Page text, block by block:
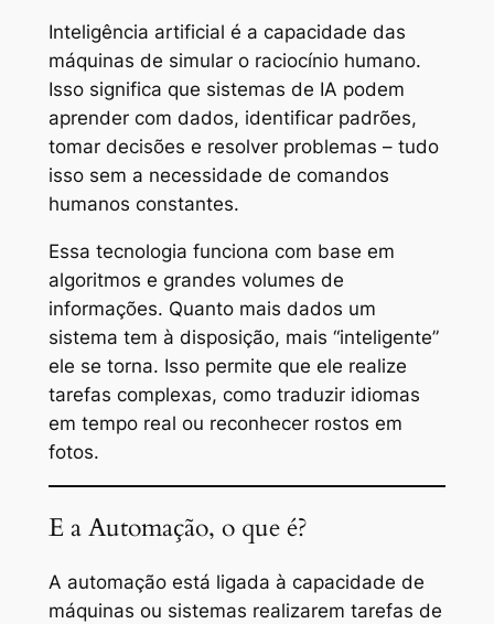
Inteligência artificial é a capacidade das
máquinas de simular o raciocínio humano.
Isso significa que sistemas de IA podem
aprender com dados, identificar padrões,
tomar decisões e resolver problemas – tudo
isso sem a necessidade de comandos
humanos constantes.
Essa tecnologia funciona com base em
algoritmos e grandes volumes de
informações. Quanto mais dados um
sistema tem à disposição, mais “inteligente”
ele se torna. Isso permite que ele realize
tarefas complexas, como traduzir idiomas
em tempo real ou reconhecer rostos em
fotos.
E a Automação, o que é?
A automação está ligada à capacidade de
máquinas ou sistemas realizarem tarefas de